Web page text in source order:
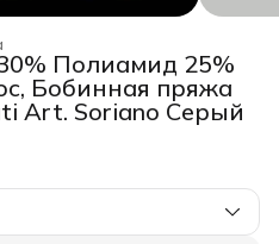
Полиамид 25%
Бобинная пряжа
Art. Soriano Серый